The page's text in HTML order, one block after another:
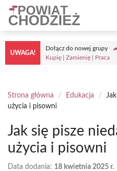
Przejdź
treści
UWAGA!
Dołącz do nowej grupy
Kupię | Zamienię | Praca
Strona główna / Edukacja /
użycia i pisowni
Jak się pisze
użycia i pisowni
Data dodania: 18 kwietnia 2025 r.